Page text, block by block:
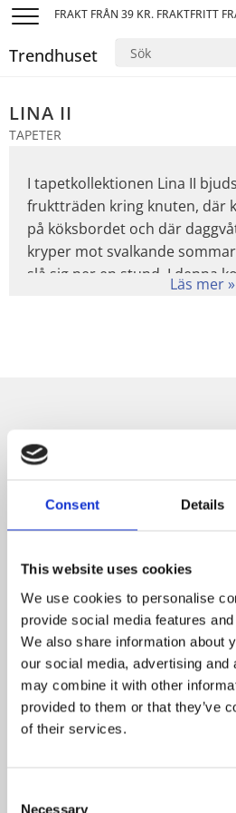
Consent Details
This website uses cookies
We use cookies to personalise
provide social media features
We also share information about
our social media, advertising and
may combine it with other
provided to them or that they’ve
of their services.
Necessary
FRAKT FRÅN 39 KR. FRAKTFRITT
Trendhuset
LINA II
TAPETER
I tapetkollektionen Lina II
fruktträden kring knuten, där
på köksbordet och där
kryper mot svalkande
slå sig ner en stund. I denna
Dina personuppgifter behandlas i enlighet med
Om Trendhuset
Välkommen till oss på
Vi har ett unikt helhetskoncept
Hos oss hittar du gardiner,
bädd-set, linne produkter,
Om oss